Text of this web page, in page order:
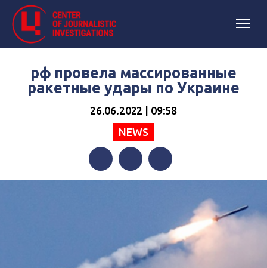
рф провела массированные
ракетные удары по Украине
26.06.2022 | 09:58
NEWS
FacebookTwitterTelegram